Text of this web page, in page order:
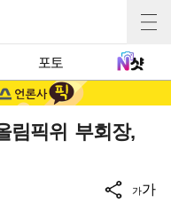
포토
림픽위 부회장,
가가